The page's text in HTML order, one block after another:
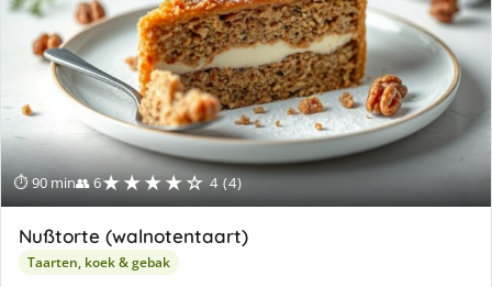
⏱ 90 min👥 6★★★★☆ 4 (4)
Nußtorte (walnotentaart)
Taarten, koek & gebak